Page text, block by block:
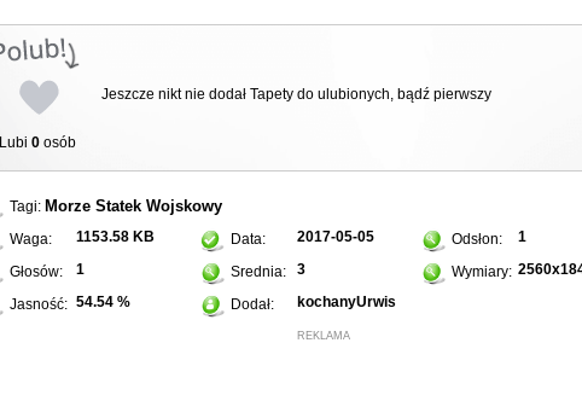
Lubi 0 osób
Jeszcze nikt nie dodał Tapety do ulubionych, bądź pierwszy
Tagi: Morze Statek Wojskowy
Waga: 1153.58 KB Data: 2017-05-05 Odsłon: 1
Głosów: 1 Srednia: 3 Wymiary:
Jasność: 54.54 % Dodał: kochanyUrwis
REKLAMA